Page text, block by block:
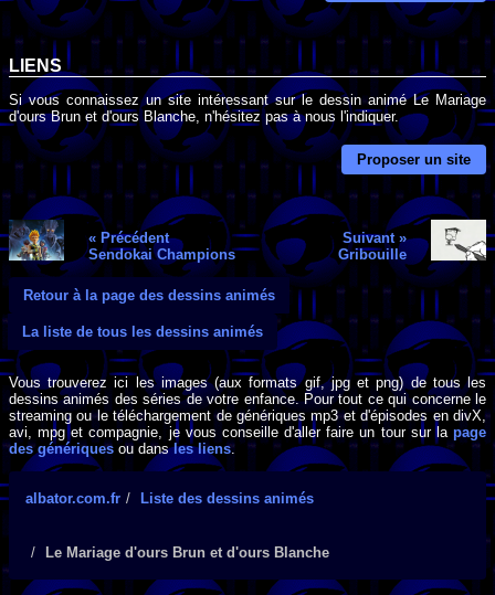
LIENS
Si vous connaissez un site intéressant sur le dessin animé Le Mariage
d'ours Brun et d'ours Blanche, n'hésitez pas à nous l'indiquer.
Proposer un site
« Précédent
Sendokai Champions
Suivant »
Gribouille
Retour à la page des dessins animés
La liste de tous les dessins animés
Vous trouverez ici les images (aux formats gif, jpg et png) de tous les
dessins animés des séries de votre enfance. Pour tout ce qui concerne le
streaming ou le téléchargement de génériques mp3 et d'épisodes en divX,
avi, mpg et compagnie, je vous conseille d'aller faire un tour sur la page
des génériques ou dansles liens.
albator.com.fr Liste des dessins animés
Le Mariage d'ours Brun et d'ours Blanche